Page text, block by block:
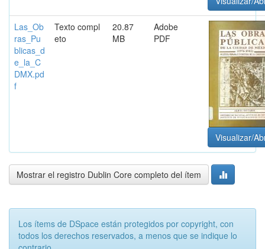
Las_Ob
ras_Pu
blicas_d
e_la_C
DMX.pd
f
Texto compl
eto
20.87
MB
Adobe
PDF
Visualizar/
Mostrar el registro Dublin Core completo del ítem
Los ítems de DSpace están protegidos por copyright, con
todos los derechos reservados, a menos que se indique lo